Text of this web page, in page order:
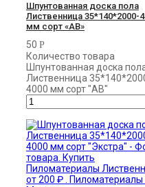
Шпунтованная доска пола
Лиственница 35*140*2000-
мм сорт «АВ»
50 Р
Количество товара
Шпунтованная доска
Лиственница
4000 мм сорт "АВ"